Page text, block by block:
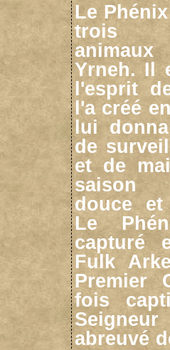
Le
trois
Yrneh. Il
l'esprit
l'a créé
lui
de
et de
saison
douce et
Le
capturé
Fulk
Premier
fois
abreuvé